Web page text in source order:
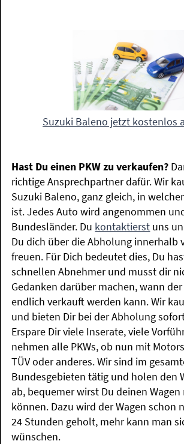
Suzuki Baleno jetzt kostenlos
Hast Du einen PKW zu verkaufen?
richtige Ansprechpartner dafür. Wir
Suzuki Baleno, ganz gleich, in
ist. Jedes Auto wird angenommen
Bundesländer. Du kontaktierst uns
Du dich über die Abholung innerhalb
freuen. Für Dich bedeutet dies, Du
schnellen Abnehmer und musst dir
Gedanken darüber machen, wann
endlich verkauft werden kann. Wir
und bieten Dir bei der Abholung
Erspare Dir viele Inserate, viele
nehmen alle PKWs, ob nun mit
TÜV oder anderes. Wir sind im
Bundesgebieten tätig und holen den
ab, bequemer wirst Du deinen
können. Dazu wird der Wagen schon
24 Stunden geholt, mehr kann man
wünschen.